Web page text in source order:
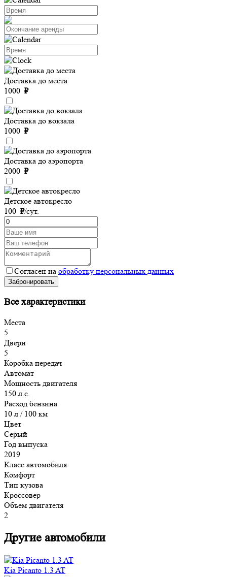
Доставка до места
1000 ₽
Доставка до вокзала
1000 ₽
Доставка до аэропорта
2000 ₽
Детское автокресло
100 ₽/сут.
Согласен на обработку персональных данных
Забронировать
Все характеристики
Места
5
Двери
5
Коробка передач
Автомат
Мощность двигателя
150 л.с.
Расход бензина
10 л / 100 км
Цвет
Серый
Год выпуска
2019
Класс автомобиля
Комфорт
Тип кузова
Кроссовер
Объем двигателя
2
Другие автомобили
Kia Picanto 1.3 AT